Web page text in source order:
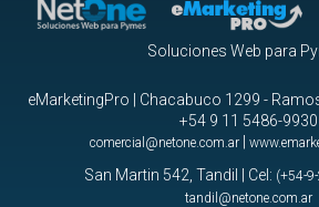
Soluciones Web para
eMarketingPro | Chacabuco 1299 -
+54 9 11 5486-9930
comercial@netone.com.ar|
San Martin 542, Tandil | Cel: (+54-
tandil@netone.com.ar